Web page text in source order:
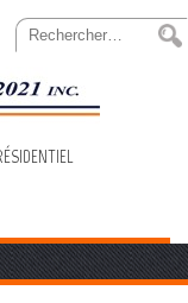
Rechercher :